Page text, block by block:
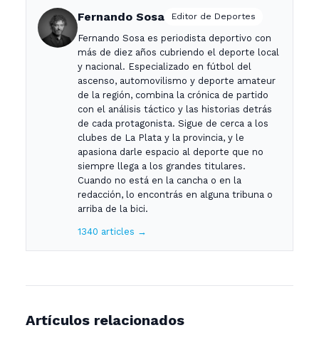
Fernando Sosa Editor de Deportes
Fernando Sosa es periodista deportivo con
más de diez años cubriendo el deporte local
y nacional. Especializado en fútbol del
ascenso, automovilismo y deporte amateur
de la región, combina la crónica de partido
con el análisis táctico y las historias detrás
de cada protagonista. Sigue de cerca a los
clubes de La Plata y la provincia, y le
apasiona darle espacio al deporte que no
siempre llega a los grandes titulares.
Cuando no está en la cancha o en la
redacción, lo encontrás en alguna tribuna o
arriba de la bici.
1340 articles →
Artículos relacionados